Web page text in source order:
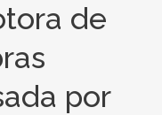
de
por